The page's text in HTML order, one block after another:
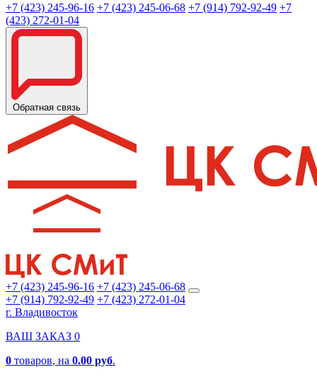
+7 (423) 245-96-16 +7 (423) 245-06-68 +7 (914) 792-92-49 +7
(423) 272-01-04
Обратная связь
+7 (423) 245-96-16 +7 (423) 245-06-68
+7 (914) 792-92-49 +7 (423) 272-01-04
г. Владивосток
ВАШ ЗАКАЗ 0
0 товаров, на 0.00 руб.